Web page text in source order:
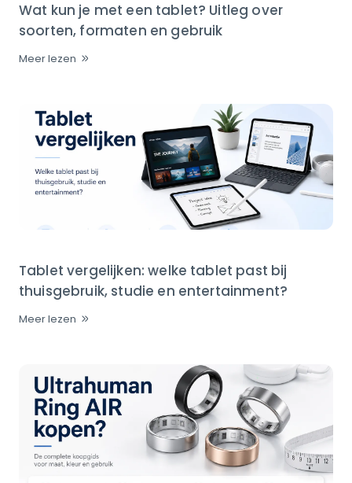
Wat kun je met een tablet? Uitleg over
soorten, formaten en gebruik
Meer lezen
Tablet vergelijken: welke tablet past bij
thuisgebruik, studie en entertainment?
Meer lezen